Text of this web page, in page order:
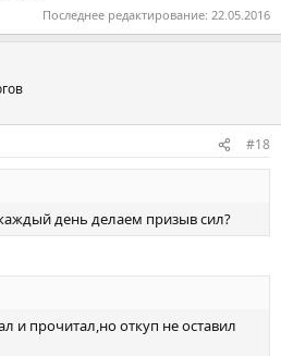
Последнее редактирование: 22.05.2016
#18
день делаем призыв сил?
и прочитал,но откуп не оставил